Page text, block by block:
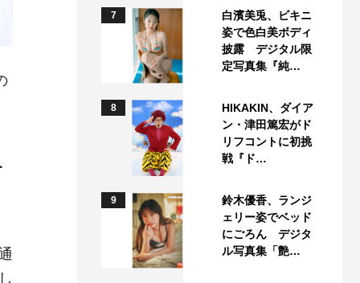
7
白濱美兎、ビキニ
姿で色白美ボディ
披露 デジタル限
定写真集『純…
8
HIKAKIN、ダイア
ン・津田篤宏がド
リフコントに初挑
戦『ド…
9
鈴木優香、ランジ
ェリー姿でベッド
にごろん デジタ
ル写真集「艶…